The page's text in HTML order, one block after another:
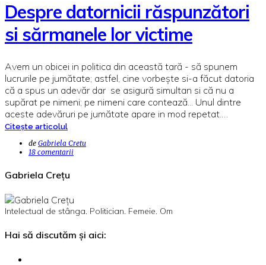
Despre datornicii răspunzători
si sărmanele lor victime
Avem un obicei in politica din această tară - să spunem
lucrurile pe jumătate; astfel, cine vorbește si-a făcut datoria
că a spus un adevăr dar se asigură simultan si că nu a
supărat pe nimeni; pe nimeni care contează... Unul dintre
aceste adevăruri pe jumătate apare in mod repetat.…
Citește articolul
de Gabriela Cretu
18 comentarii
Gabriela Crețu
Intelectual de stânga. Politician. Femeie. Om
Hai să discutăm și aici: